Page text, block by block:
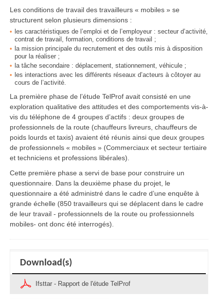
Les conditions de travail des travailleurs « mobiles » se
structurent selon plusieurs dimensions :
les caractéristiques de l’emploi et de l’employeur : secteur d’activité,
contrat de travail, formation, conditions de travail ;
la mission principale du recrutement et des outils mis à disposition
pour la réaliser ;
la tâche secondaire : déplacement, stationnement, véhicule ;
les interactions avec les différents réseaux d’acteurs à côtoyer au
cours de l’activité.
La première phase de l’étude TelProf avait consisté en une
exploration qualitative des attitudes et des comportements vis-à-
vis du téléphone de 4 groupes d’actifs : deux groupes de
professionnels de la route (chauffeurs livreurs, chauffeurs de
poids lourds et taxis) avaient été réunis ainsi que deux groupes
de professionnels « mobiles » (Commerciaux et secteur tertiaire
et techniciens et professions libérales).
Cette première phase a servi de base pour construire un
questionnaire. Dans la deuxième phase du projet, le
questionnaire a été administré dans le cadre d’une enquête à
grande échelle (850 travailleurs qui se déplacent dans le cadre
de leur travail - professionnels de la route ou professionnels
mobiles- ont donc été interrogés).
Download(s)
Ifsttar - Rapport de l'étude TelProf